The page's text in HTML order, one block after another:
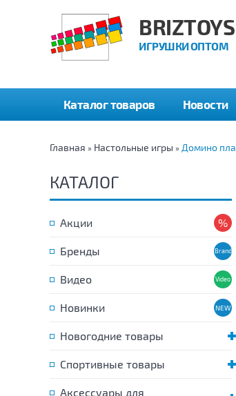
BRIZTOYS
ИГРУШКИ ОПТОМ
Каталог товаров Новости
Главная » Настольные игры » Домино
КАТАЛОГ
Акции
Бренды
Видео
Новинки
Новогодние товары
Спортивные товары
Аксессуары для